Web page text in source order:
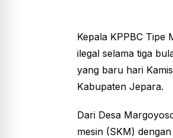
Kepala KPPBC Tipe
ilegal selama tiga
yang baru hari
Kabupaten Jepara.
Dari Desa
mesin (SKM)